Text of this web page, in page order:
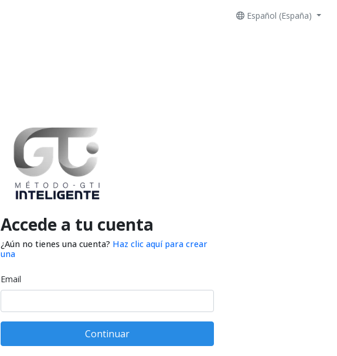
Español (España)
Accede a tu cuenta
¿Aún no tienes una cuenta? Haz clic aquí para crear
una
Email
Continuar